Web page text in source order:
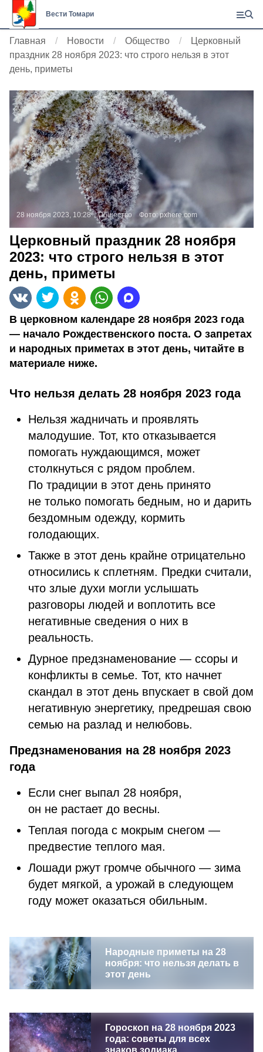
Вести Томари
Главная Новости Общество
Церковный
праздник 28 ноября 2023: что строго нельзя в этот
день, приметы
28 ноября 2023, 10:28 Общество Фото:pxhere.com
Церковный праздник 28 ноября
2023: что строго нельзя в этот
день, приметы
В церковном календаре 28 ноября 2023 года
— начало Рождественского поста. О запретах
и народных приметах в этот день, читайте в
материале ниже.
Что нельзя делать 28 ноября 2023 года
Нельзя жадничать и проявлять
малодушие. Тот, кто отказывается
помогать нуждающимся, может
столкнуться с рядом проблем.
По традиции в этот день принято
не только помогать бедным, но и дарить
бездомным одежду, кормить
голодающих.
Также в этот день крайне отрицательно
относились к сплетням. Предки считали,
что злые духи могли услышать
разговоры людей и воплотить все
негативные сведения о них в
реальность.
Дурное предзнаменование — ссоры и
конфликты в семье. Тот, кто начнет
скандал в этот день впускает в свой дом
негативную энергетику, предрешая свою
семью на разлад и нелюбовь.
Предзнаменования на 28 ноября 2023
года
Если снег выпал 28 ноября,
он не растает до весны.
Теплая погода с мокрым снегом —
предвестие теплого мая.
Лошади ржут громче обычного — зима
будет мягкой, а урожай в следующем
году может оказаться обильным.
Народные приметы на 28
ноября: что нельзя делать в
этот день
Гороскоп на 28 ноября 2023
года: советы для всех
знаков зодиака